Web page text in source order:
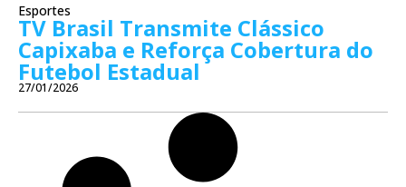
Esportes
TV Brasil Transmite Clássico
Capixaba e Reforça Cobertura do
Futebol Estadual
27/01/2026